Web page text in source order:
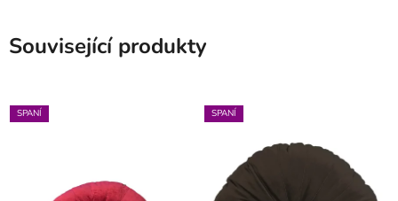
Související produkty
SPANÍ SPANÍ